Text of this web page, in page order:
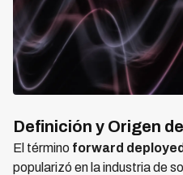
Definición y Origen
El término forward
popularizó en la industria de